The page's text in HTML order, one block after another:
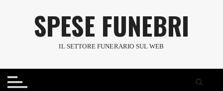
a
SPESE FUNEBRI
IL SETTORE FUNERARIO SUL WEB